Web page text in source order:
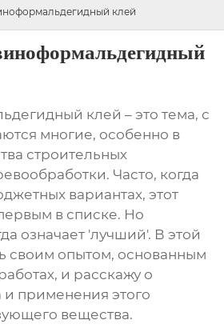
клей
клей – это тема, с
многие, особенно в
строительных
Часто, когда
вариантах, этот
в списке. Но
означает 'лучший'. В этой
своим опытом, основанным
и расскажу о
и применения этого
вещества.